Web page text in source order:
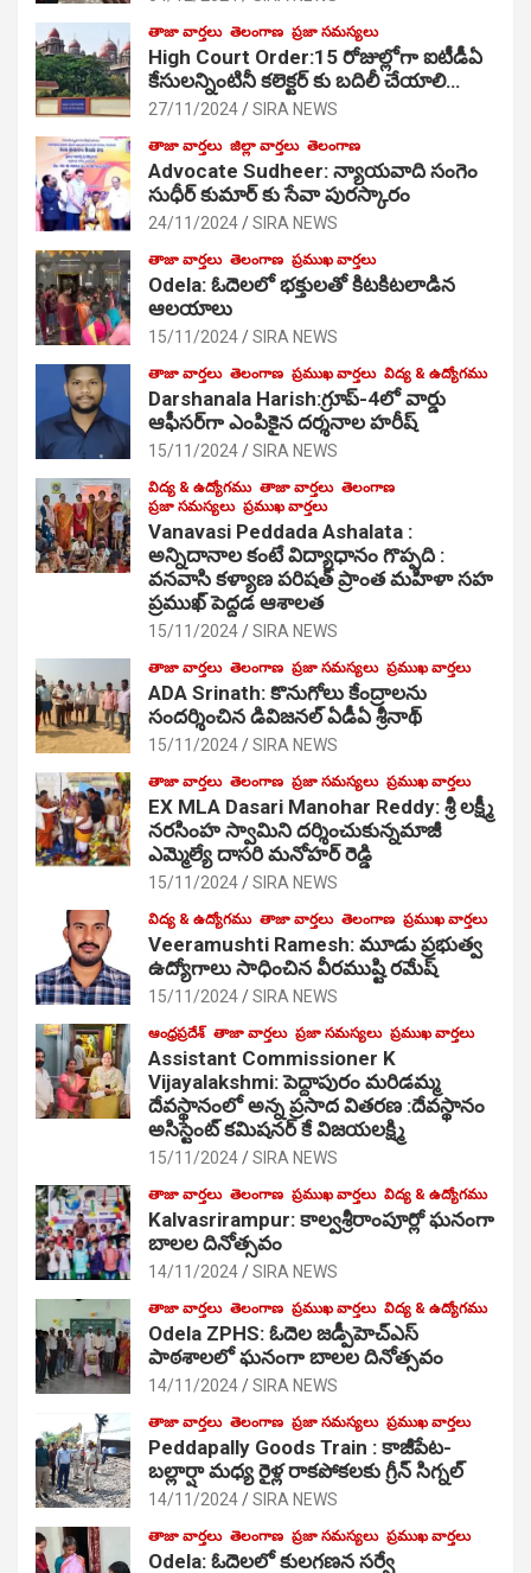
తాజా వార్తలు తెలంగాణ ప్రజా సమస్యలు
High Court Order:15 రోజుల్లోగా ఐటీడీఏ
కేసులన్నింటినీ కలెక్టర్ కు బదిలీ చేయాలి…
27/11/2024 SIRA NEWS
తాజా వార్తలు జిల్లా వార్తలు తెలంగాణ
Advocate Sudheer: న్యాయవాది సంగెం
సుధీర్ కుమార్ కు సేవా పురస్కారం
24/11/2024 SIRA NEWS
తాజా వార్తలు తెలంగాణ ప్రముఖ వార్తలు
Odela: ఓదెల‌లో భక్తులతో కిటకిటలాడిన
ఆల‌యాలు
15/11/2024 SIRA NEWS
తాజా వార్తలు తెలంగాణ ప్రముఖ వార్తలు విద్య & ఉద్యోగము
Darshanala Harish:గ్రూప్-4లో వార్డు
ఆఫీసర్‌గా ఎంపికైన దర్శనాల హరీష్
15/11/2024 SIRA NEWS
విద్య & ఉద్యోగము తాజా వార్తలు తెలంగాణ
ప్రజా సమస్యలు ప్రముఖ వార్తలు
Vanavasi Peddada Ashalata :
అన్నిదానాల కంటే విద్యాధానం గొప్పది :
వనవాసి కళ్యాణ పరిషత్ ప్రాంత మహిళా సహ
ప్రముఖ్ పెద్దడ ఆశాలత
15/11/2024 SIRA NEWS
తాజా వార్తలు తెలంగాణ ప్రజా సమస్యలు ప్రముఖ వార్తలు
ADA Srinath: కొనుగోలు కేంద్రాల‌ను
సంద‌ర్శించిన డివిజనల్ ఏడీఏ శ్రీనాథ్
15/11/2024 SIRA NEWS
తాజా వార్తలు తెలంగాణ ప్రజా సమస్యలు ప్రముఖ వార్తలు
EX MLA Dasari Manohar Reddy: శ్రీ లక్ష్మీ
నరసింహ స్వామిని దర్శించుకున్నమాజీ
ఎమ్మెల్యే దాసరి మనోహర్ రెడ్డి
15/11/2024 SIRA NEWS
విద్య & ఉద్యోగము తాజా వార్తలు తెలంగాణ ప్రముఖ వార్తలు
Veeramushti Ramesh: మూడు ప్రభుత్వ
ఉద్యోగాలు సాధించిన వీరముష్టి రమేష్
15/11/2024 SIRA NEWS
ఆంధ్రప్రదేశ్ తాజా వార్తలు ప్రజా సమస్యలు ప్రముఖ వార్తలు
Assistant Commissioner K
Vijayalakshmi: పెద్దాపురం మరిడమ్మ
దేవస్థానంలో అన్న ప్రసాద వితరణ :దేవస్థానం
అసిస్టెంట్ కమిషనర్ కే విజయలక్ష్మి
15/11/2024 SIRA NEWS
తాజా వార్తలు తెలంగాణ ప్రముఖ వార్తలు విద్య & ఉద్యోగము
Kalvasrirampur: కాల్వశ్రీరాంపూర్లో ఘనంగా
బాలల దినోత్సవం
14/11/2024 SIRA NEWS
తాజా వార్తలు తెలంగాణ ప్రముఖ వార్తలు విద్య & ఉద్యోగము
Odela ZPHS: ఓదెల జ‌డ్పీహెచ్ఎస్
పాఠ‌శాల‌లో ఘనంగా బాలల దినోత్సవం
14/11/2024 SIRA NEWS
తాజా వార్తలు తెలంగాణ ప్రజా సమస్యలు ప్రముఖ వార్తలు
Peddapally Goods Train : కాజీపేట-
బల్లార్షా మధ్య రైళ్ల రాకపోకలకు గ్రీన్ సిగ్నల్
14/11/2024 SIRA NEWS
తాజా వార్తలు తెలంగాణ ప్రజా సమస్యలు ప్రముఖ వార్తలు
Odela: ఓదెలలో కులగణన సర్వే